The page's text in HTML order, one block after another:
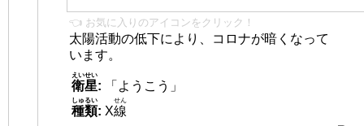
👈 お気に入りのアイコンをクリック！
太陽活動の低下により、コロナが暗くなって
います。
衛星
えいせい
:
「ようこう」
種類
しゅるい
: X線
せん